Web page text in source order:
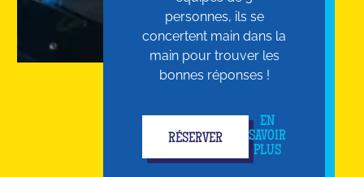
personnes, ils se
concertent main dans la
main pour trouver les
bonnes réponses !
RÉSERVER
EN
SAVOIR
PLUS